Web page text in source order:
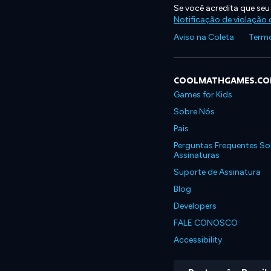
Se você acredita que
Notificação de violação
Aviso na Coleta
Games for Kids
Sobre Nós
Pais
Perguntas Frequentes
Assinaturas
Suporte de Assinatura
Blog
Developers
FALE CONOSCO
Accessibility